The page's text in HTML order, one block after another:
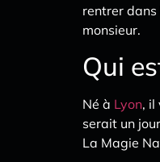
rentrer dans
monsieur.
Qui
Né à Lyon, il
serait un jour
La Magie